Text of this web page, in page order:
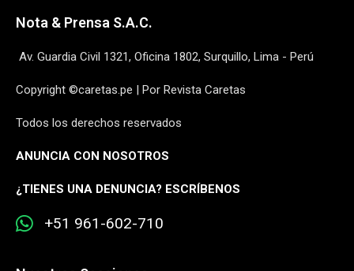
Nota & Prensa S.A.C.
Av. Guardia Civil 1321, Oficina 1802, Surquillo, Lima - Perú
Copyright ©caretas.pe | Por Revista Caretas
Todos los derechos reservados
ANUNCIA CON NOSOTROS
¿TIENES UNA DENUNCIA? ESCRÍBENOS
+51 961-602-710